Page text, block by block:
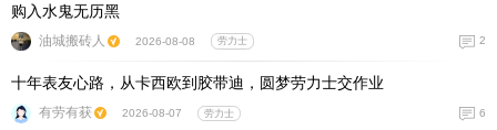
购入水鬼无历黑
油城搬砖人 2026-08-08 劳力士 2
十年表友心路，从卡西欧到胶带迪，圆梦劳力士交作业
有劳有获 2026-08-07 劳力士 6